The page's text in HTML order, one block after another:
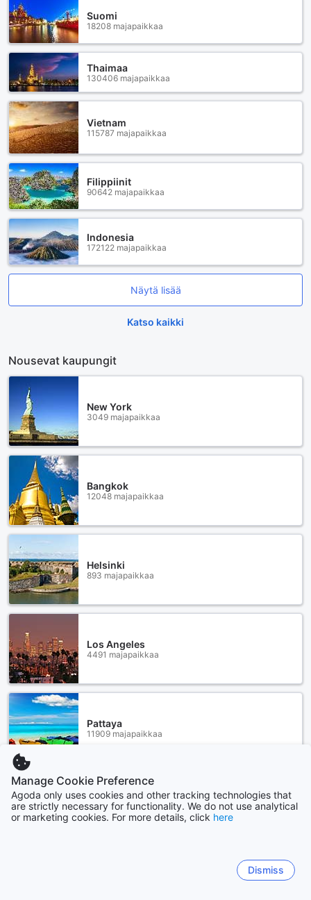
Suomi
18208 majapaikkaa
Thaimaa
130406 majapaikkaa
Vietnam
115787 majapaikkaa
Filippiinit
90642 majapaikkaa
Indonesia
172122 majapaikkaa
Näytä lisää
Katso kaikki
Nousevat kaupungit
New York
3049 majapaikkaa
Bangkok
12048 majapaikkaa
Helsinki
893 majapaikkaa
Los Angeles
4491 majapaikkaa
Pattaya
11909 majapaikkaa
Näytä lisää
Katso kaikki
Manage Cookie Preference
Agoda only uses cookies and other tracking technologies that
are strictly necessary for functionality. We do not use analytical
or marketing cookies. For more details, click here
Dismiss